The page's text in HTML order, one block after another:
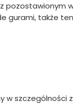
pozostawionym
gurami, także
w szczególności